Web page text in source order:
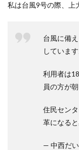
私は台風9号の際、上
台風に備
しています
利用者は
員の方が
住民セン
革になる
— 中西だ